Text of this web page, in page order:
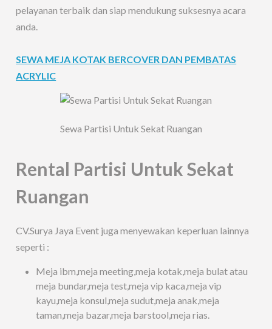
pelayanan terbaik dan siap mendukung suksesnya acara
anda.
SEWA MEJA KOTAK BERCOVER DAN PEMBATAS
ACRYLIC
Sewa Partisi Untuk Sekat Ruangan
Rental Partisi Untuk Sekat
Ruangan
CV.Surya Jaya Event juga menyewakan keperluan lainnya
seperti :
Meja ibm,meja meeting,meja kotak,meja bulat atau
meja bundar,meja test,meja vip kaca,meja vip
kayu,meja konsul,meja sudut,meja anak,meja
taman,meja bazar,meja barstool,meja rias.